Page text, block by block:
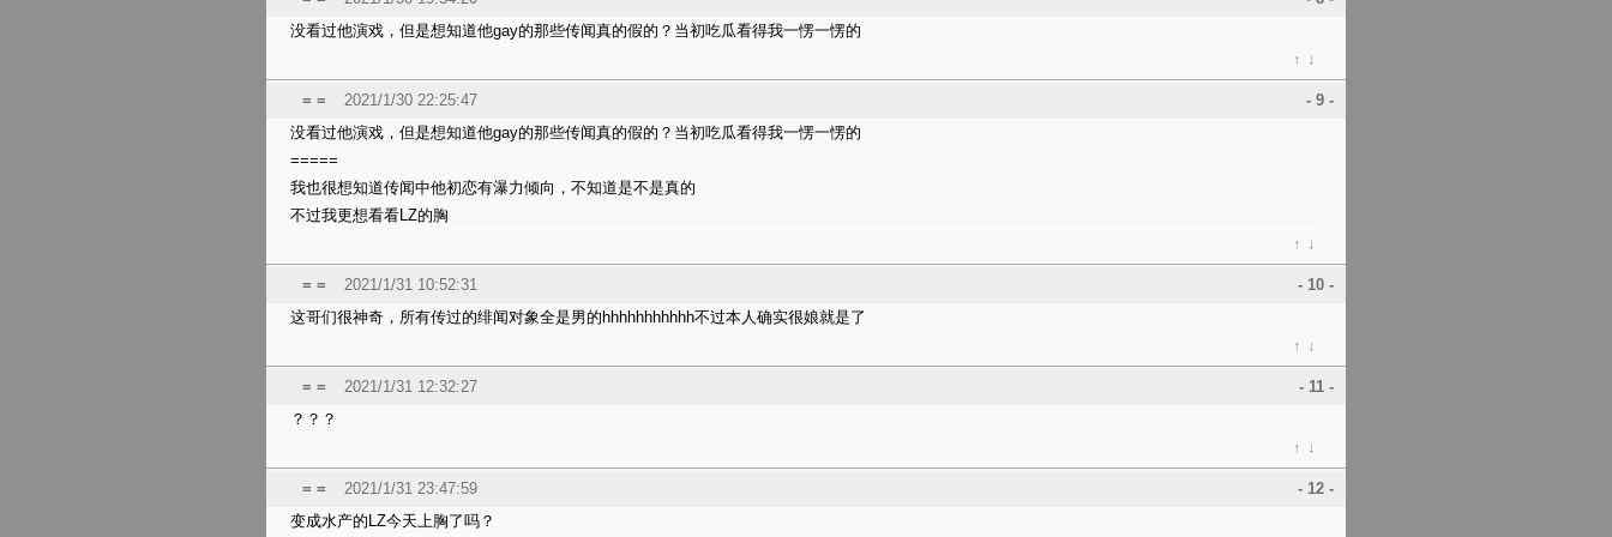
没看过他演戏，但是想知道他gay的那些传闻真的假的？当初吃瓜看得我一愣一愣的
↑ ↓
- 9 -
= =
2021/1/30 22:25:47
没看过他演戏，但是想知道他gay的那些传闻真的假的？当初吃瓜看得我一愣一愣的
=====
我也很想知道传闻中他初恋有瀑力倾向，不知道是不是真的
不过我更想看看LZ的胸
↑ ↓
- 10 -
= =
2021/1/31 10:52:31
这哥们很神奇，所有传过的绯闻对象全是男的hhhhhhhhhhh不过本人确实很娘就是了
↑ ↓
- 11 -
= =
2021/1/31 12:32:27
？？？
↑ ↓
- 12 -
= =
2021/1/31 23:47:59
变成水产的LZ今天上胸了吗？